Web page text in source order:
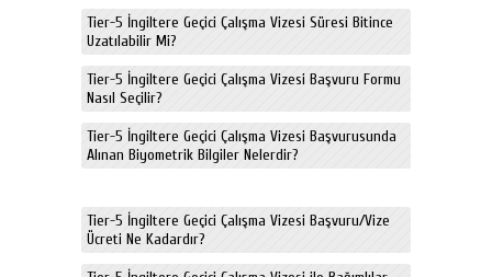
Tier-5 İngiltere Geçici Çalışma Vizesi Süresi Bitince
Uzatılabilir Mi?
Tier-5 İngiltere Geçici Çalışma Vizesi Başvuru Formu
Nasıl Seçilir?
Tier-5 İngiltere Geçici Çalışma Vizesi Başvurusunda
Alınan Biyometrik Bilgiler Nelerdir?
Tier-5 İngiltere Geçici Çalışma Vizesi Başvuru/Vize
Ücreti Ne Kadardır?